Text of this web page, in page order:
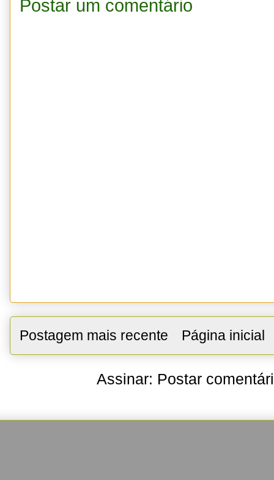
Postar um comentário
Postagem mais recente Página inicial
Assinar: Postar